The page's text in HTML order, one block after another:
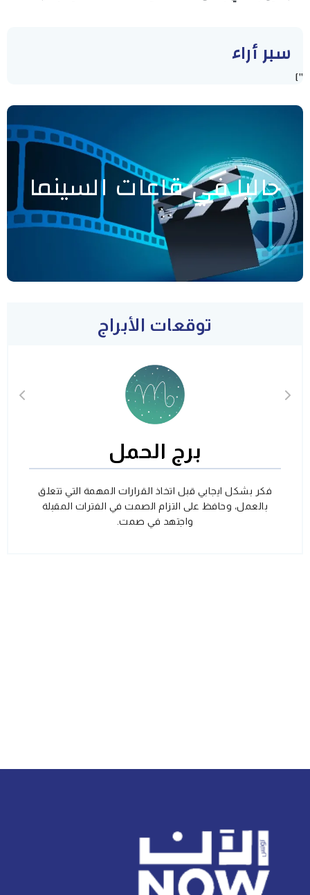
سبر أراء
"]
حاليا في قاعات السينما
توقعات الأبراج
برج الحمل
فكر بشكل ايجابي قبل اتخاذ القرارات المهمة التي تتعلق
بالعمل، وحافظ على التزام الصمت في الفترات المقبلة
واجتهد في صمت.